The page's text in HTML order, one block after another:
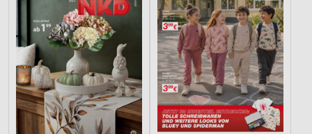
Verwendung von Profilen zur Auswahl
personalisierter Werbung
Erstellung von Profilen zur Personalisierung
von Inhalten
Verwendung von Profilen zur Auswahl
personalisierter Inhalte
Messung der Werbeleistung